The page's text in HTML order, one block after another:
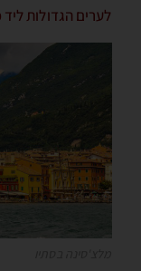
לערים הגדולות